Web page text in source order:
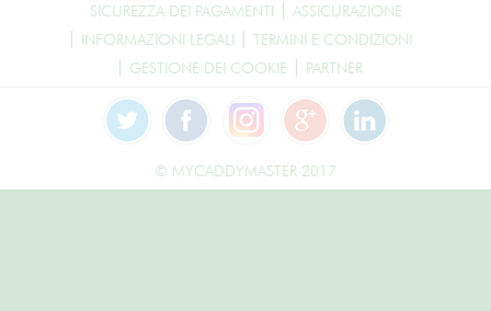
SICUREZZA DEI PAGAMENTI
ASSICURAZIONE
INFORMAZIONI LEGALI
TERMINI E CONDIZIONI
GESTIONE DEI COOKIE
PARTNER
© MYCADDYMASTER 2017